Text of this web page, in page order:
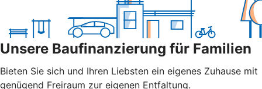
Unsere Baufinanzierung für Familien
Bieten Sie sich und Ihren Liebsten ein eigenes Zuhause mit
genügend Freiraum zur eigenen Entfaltung.